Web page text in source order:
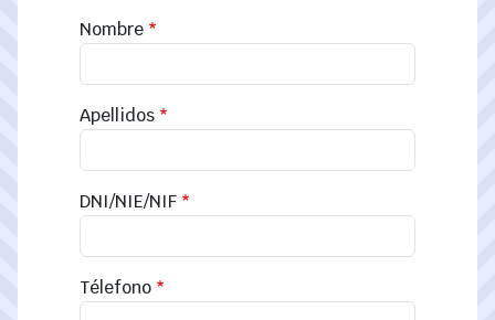
Nombre
Apellidos
DNI/NIE/NIF
Télefono